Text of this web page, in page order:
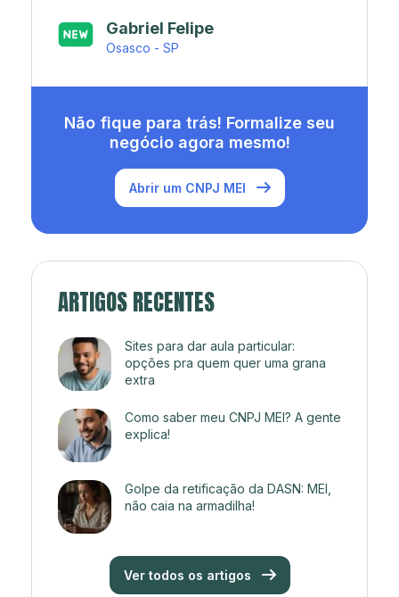
Japa’s açaí e sorveteria
Rio de Janeiro - RJ
Não fique para trás! Formalize seu
negócio agora mesmo!
Abrir um CNPJ MEI
ARTIGOS RECENTES
Sites para dar aula particular:
opções pra quem quer uma grana
extra
Como saber meu CNPJ MEI? A gente
explica!
Golpe da retificação da DASN: MEI,
não caia na armadilha!
Ver todos os artigos